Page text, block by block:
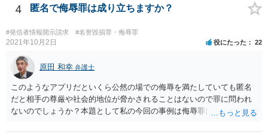
4 匿名で侮辱罪は成り立ちますか？
#発信者情報開示請求 #名誉毀損罪・侮辱罪
2021年10月2日 役にたった 22
原田 和幸 弁護士
このようなアプリだといくら公然の場での侮辱を満たしていても匿名
だと相手の尊厳や社会的地位が脅かされることはないので罪に問われ
ないのでしょうか？本題として私の今回の事例は侮辱罪には該当しな